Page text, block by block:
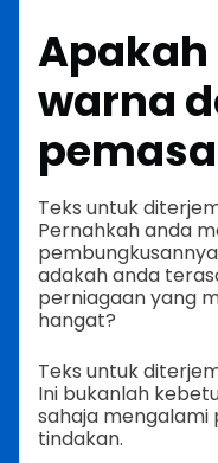
warna
Teks untuk
Pernahkah anda
adakah anda
perniagaan yang
hangat?
Teks untuk
Ini bukanlah
sahaja mengalami
tindakan.